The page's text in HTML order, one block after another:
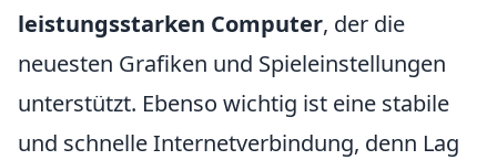
leistungsstarken Computer, der die
neuesten Grafiken und Spieleinstellungen
unterstützt. Ebenso wichtig ist eine stabile
und schnelle Internetverbindung, denn Lag